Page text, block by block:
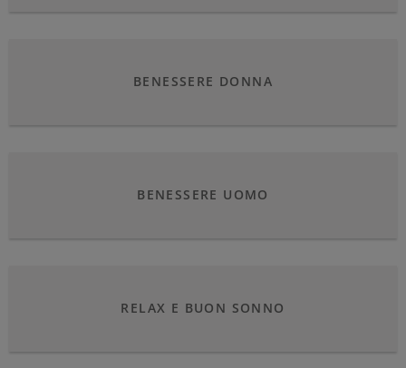
BENESSERE DONNA
BENESSERE UOMO
RELAX E BUON SONNO